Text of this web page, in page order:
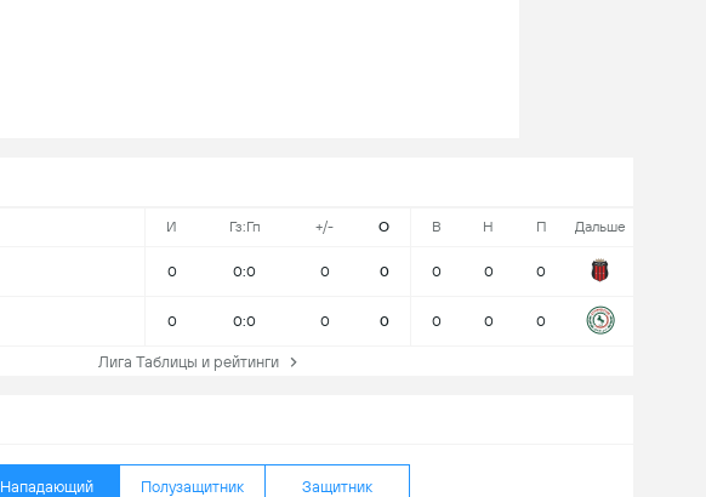
И Гз:Гп +/- О В Н П Дальше
0 0:0 0 0 0 0 0
0 0:0 0 0 0 0 0
Лига Таблицы и рейтинги
Нападающий Полузащитник Защитник